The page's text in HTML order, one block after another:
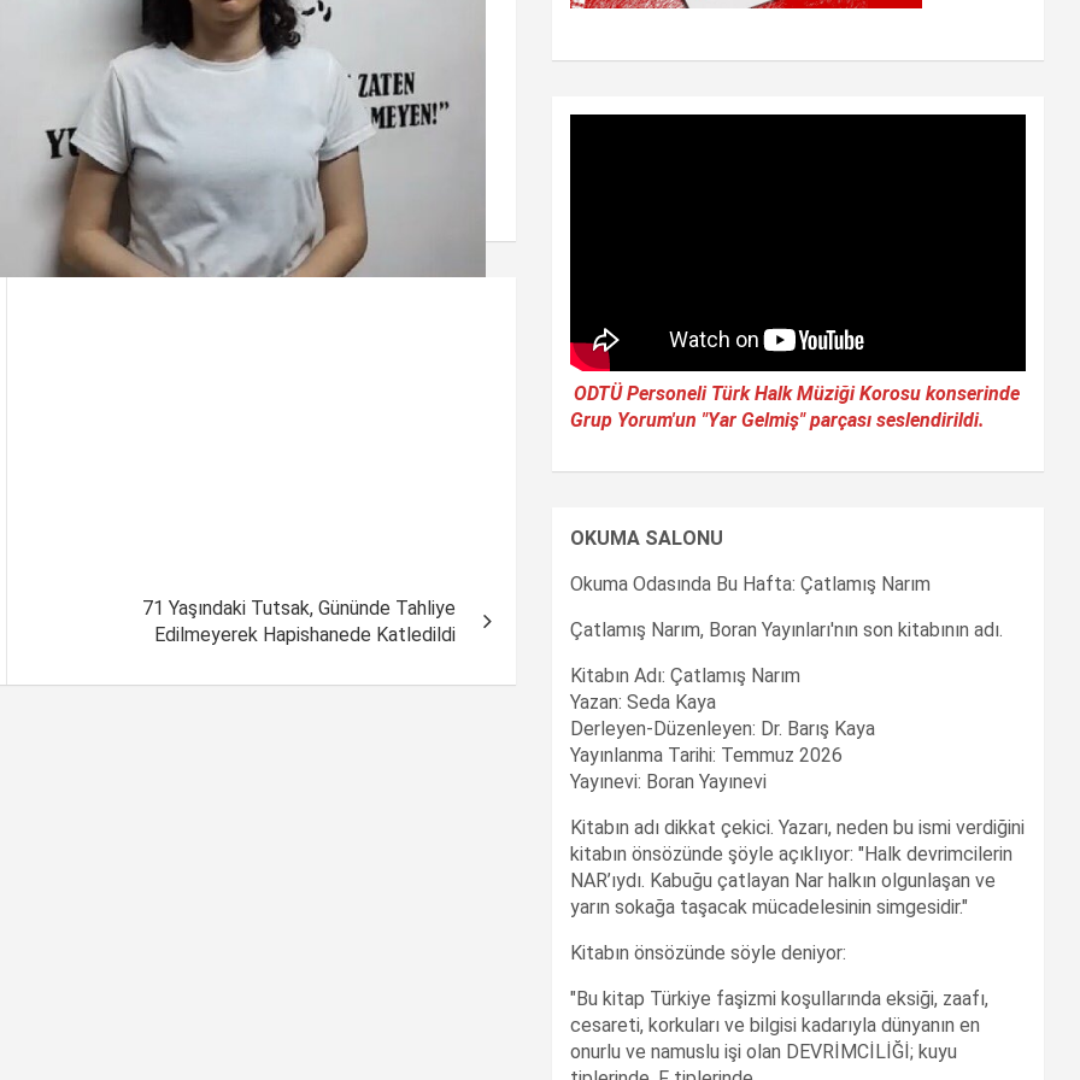
71 Yaşındaki Tutsak, Gününde Tahliye
Edilmeyerek Hapishanede Katledildi
ODTÜ Personeli Türk Halk Müziği Korosu konserinde
Grup Yorum'un "Yar Gelmiş" parçası seslendirildi.
OKUMA SALONU
Okuma Odasında Bu Hafta: Çatlamış Narım
Çatlamış Narım, Boran Yayınları'nın son kitabının adı.
Kitabın Adı: Çatlamış Narım
Yazan: Seda Kaya
Derleyen-Düzenleyen: Dr. Barış Kaya
Yayınlanma Tarihi: Temmuz 2026
Yayınevi: Boran Yayınevi
Kitabın adı dikkat çekici. Yazarı, neden bu ismi verdiğini
kitabın önsözünde şöyle açıklıyor: "Halk devrimcilerin
NAR’ıydı. Kabuğu çatlayan Nar halkın olgunlaşan ve
yarın sokağa taşacak mücadelesinin simgesidir."
Kitabın önsözünde söyle deniyor:
"Bu kitap Türkiye faşizmi koşullarında eksiği, zaafı,
cesareti, korkuları ve bilgisi kadarıyla dünyanın en
onurlu ve namuslu işi olan DEVRİMCİLİĞİ; kuyu